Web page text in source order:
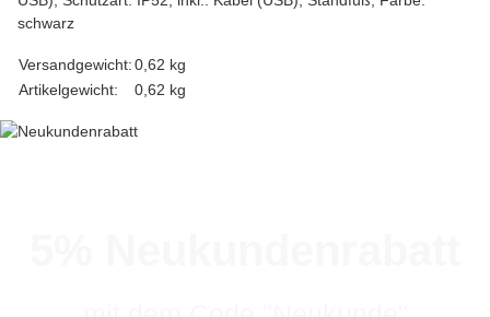
schwarz
Versandgewicht:0,62 kg
Artikelgewicht:
0,62 kg